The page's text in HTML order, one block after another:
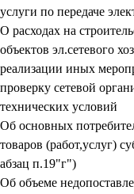
услуги по передаче
О расходах на
объектов эл.сетевого
реализации иных
проверку сетевой
технических условий
Об основных
товаров (работ,услуг)
абзац п.19"г")
Об объеме